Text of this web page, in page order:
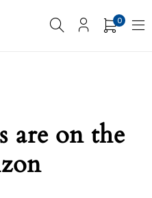
0
are on the